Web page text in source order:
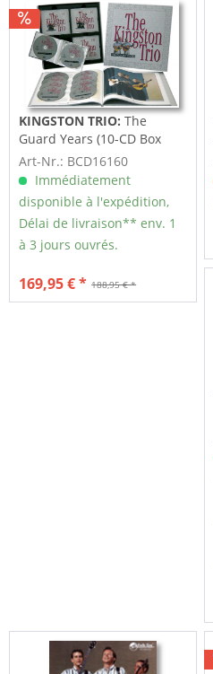
KINGSTON TRIO:The
Guard Years (10-CD Box
Set)
Art-Nr.: BCD16160
Immédiatement
disponible à l'expédition,
Délai de livraison** env. 1
à 3 jours ouvrés.
188,95 € *
169,95 € *